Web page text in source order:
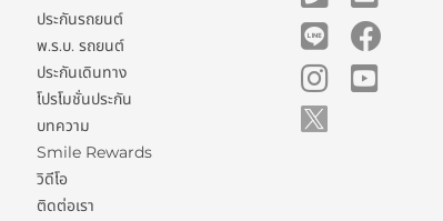
ประกันรถยนต์
พ.ร.บ. รถยนต์
ประกันเดินทาง
โปรโมชั่นประกัน
บทความ
Smile Rewards
วิดีโอ
ติดต่อเรา